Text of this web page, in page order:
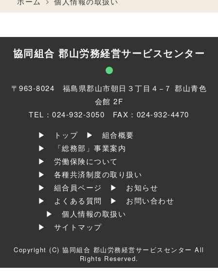
協同組合 郡山労務経営サービスセンター
〒963-8024
福島県郡山市朝日３丁目４−７ 郡山青色
会館 2F
TEL：024-932-3050 FAX：024-932-4470
▶ トップ
▶ 組合概要
▶ 「総務部」事業案内
▶ 労働保険について
▶ 各種共済制度の取り扱い
▶ 組合員ページ
▶ お知らせ
▶ よくある質問
▶ お問い合わせ
▶ 個人情報の取扱い
▶ サイトマップ
Copyright (C) 協同組合 郡山労務経営サービスセンター All
Rights Reserved.